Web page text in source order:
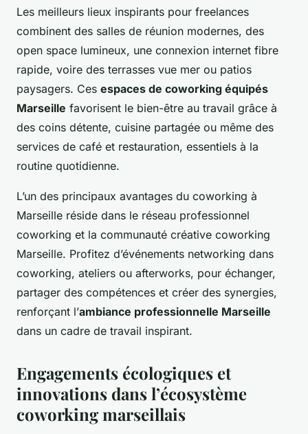
Les meilleurs lieux inspirants pour freelances
combinent des salles de réunion modernes, des
open space lumineux, une connexion internet fibre
rapide, voire des terrasses vue mer ou patios
paysagers. Ces espaces de coworking équipés
Marseille favorisent le bien-être au travail grâce à
des coins détente, cuisine partagée ou même des
services de café et restauration, essentiels à la
routine quotidienne.
L’un des principaux avantages du coworking à
Marseille réside dans le réseau professionnel
coworking et la communauté créative coworking
Marseille. Profitez d’événements networking dans
coworking, ateliers ou afterworks, pour échanger,
partager des compétences et créer des synergies,
renforçant l’ambiance professionnelle Marseille
dans un cadre de travail inspirant.
Engagements écologiques et
innovations dans l’écosystème
coworking marseillais